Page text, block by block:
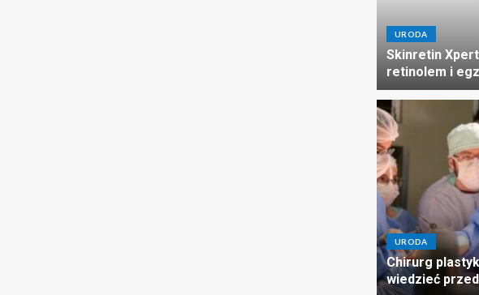
URODA
Skinretin
retinolem i
URODA
Chirurg
wiedzieć